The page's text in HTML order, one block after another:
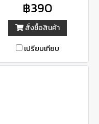
฿390
สั่งซื้อสินค้า
เปรียบเทียบ